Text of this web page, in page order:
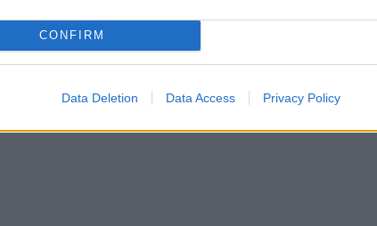
CONFIRM
Data Deletion Data Access Privacy Policy